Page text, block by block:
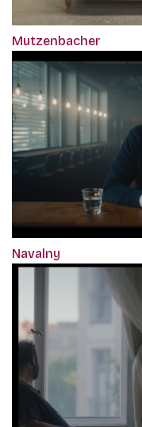
Mutzenbacher
Navalny